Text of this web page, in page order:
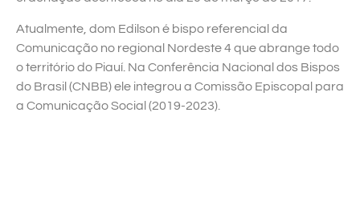
Atualmente, dom Edilson é bispo referencial da
Comunicação no regional Nordeste 4 que abrange todo
o território do Piauí. Na Conferência Nacional dos Bispos
do Brasil (CNBB) ele integrou a Comissão Episcopal para
a Comunicação Social (2019-2023).